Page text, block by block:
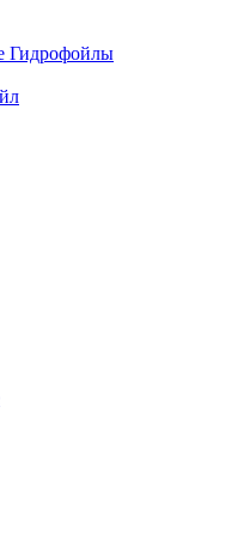
Гидрофойлы